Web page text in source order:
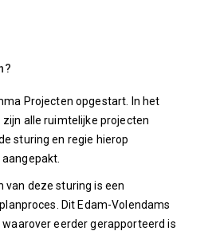
Projecten opgestart. In het
alle ruimtelijke projecten
sturing en regie hierop
van deze sturing is een
Dit Edam-Volendams
waarover eerder gerapporteerd is